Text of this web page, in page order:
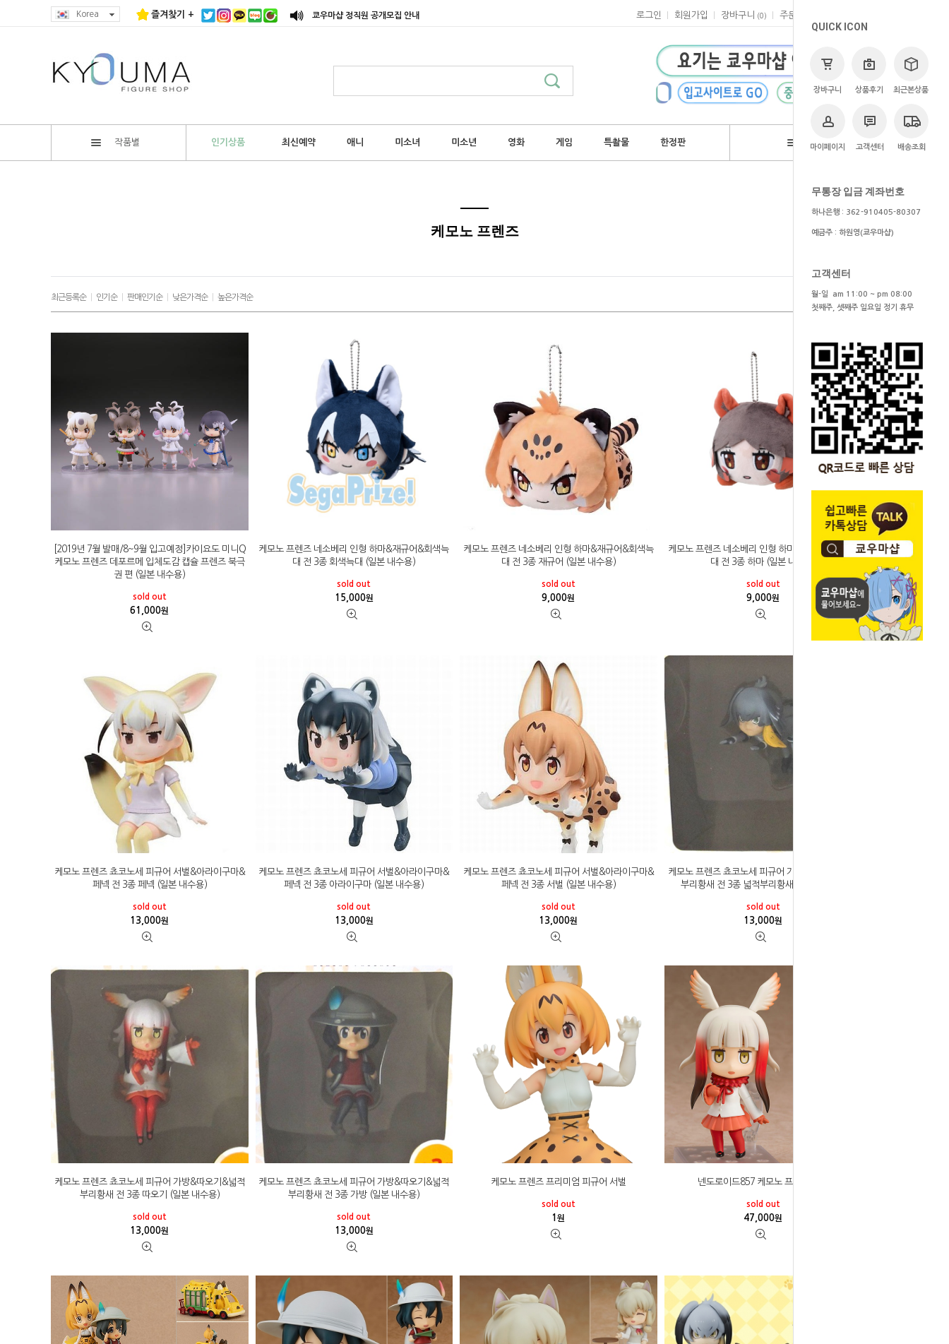
Korea 즐겨찾기 + 쿄우마샵 정직원 공개모집 안내 로그인 회원가입 장바구니 (0 ) 주문
작품별 인기상품 최신예약 애니 미소녀 미소년 영화 게임 특촬물 한정판 브랜드
QUICK ICON
장바구니 상품후기 최근본상품
마이페이지 고객센터 배송조회
무통장 입금 계좌번호
하나은행 : 362-910405-80307
예금주 : 하원영(쿄우마샵)
고객센터
월-일 am 11:00 ~ pm 08:00
첫째주, 셋째주 일요일 정기 휴무
>애니 >케모노 프렌즈
케모노 프렌즈
최근등록순| 인기순| 판매인기순| 낮은가격순| 높은가격순
[2019년 7월 발매/8~9월 입고예정]카이요도 미니Q
케모노 프렌즈 데포르메 입체도감 캡슐 프렌즈 북극
권 편 (일본 내수용)
sold out
61,000원
케모노 프렌즈 네소베리 인형 하마&재규어&회색늑
대 전 3종 회색늑대 (일본 내수용)
sold out
15,000원
케모노 프렌즈 네소베리 인형 하마&재규어&회색늑
대 전 3종 재규어 (일본 내수용)
sold out
9,000원
케모노 프렌즈 네소베리 인형 하마&재규어&회색늑
대 전 3종 하마 (일본 내수용)
sold out
9,000원
케모노 프렌즈 쵸코노세 피규어 서벌&아라이구마&
페넥 전 3종 페넥 (일본 내수용)
sold out
13,000원
케모노 프렌즈 쵸코노세 피규어 서벌&아라이구마&
페넥 전 3종 아라이구마 (일본 내수용)
sold out
13,000원
케모노 프렌즈 쵸코노세 피규어 서벌&아라이구마&
페넥 전 3종 서벌 (일본 내수용)
sold out
13,000원
케모노 프렌즈 쵸코노세 피규어 가방&따오기&넓적
부리황새 전 3종 넓적부리황새 (일본 내수용)
sold out
13,000원
케모노 프렌즈 쵸코노세 피규어 가방&따오기&넓적
부리황새 전 3종 따오기 (일본 내수용)
sold out
13,000원
케모노 프렌즈 쵸코노세 피규어 가방&따오기&넓적
부리황새 전 3종 가방 (일본 내수용)
sold out
13,000원
케모노 프렌즈 프리미엄 피규어 서벌
sold out
1원
넨도로이드857 케모노 프렌즈 토키
sold out
47,000원